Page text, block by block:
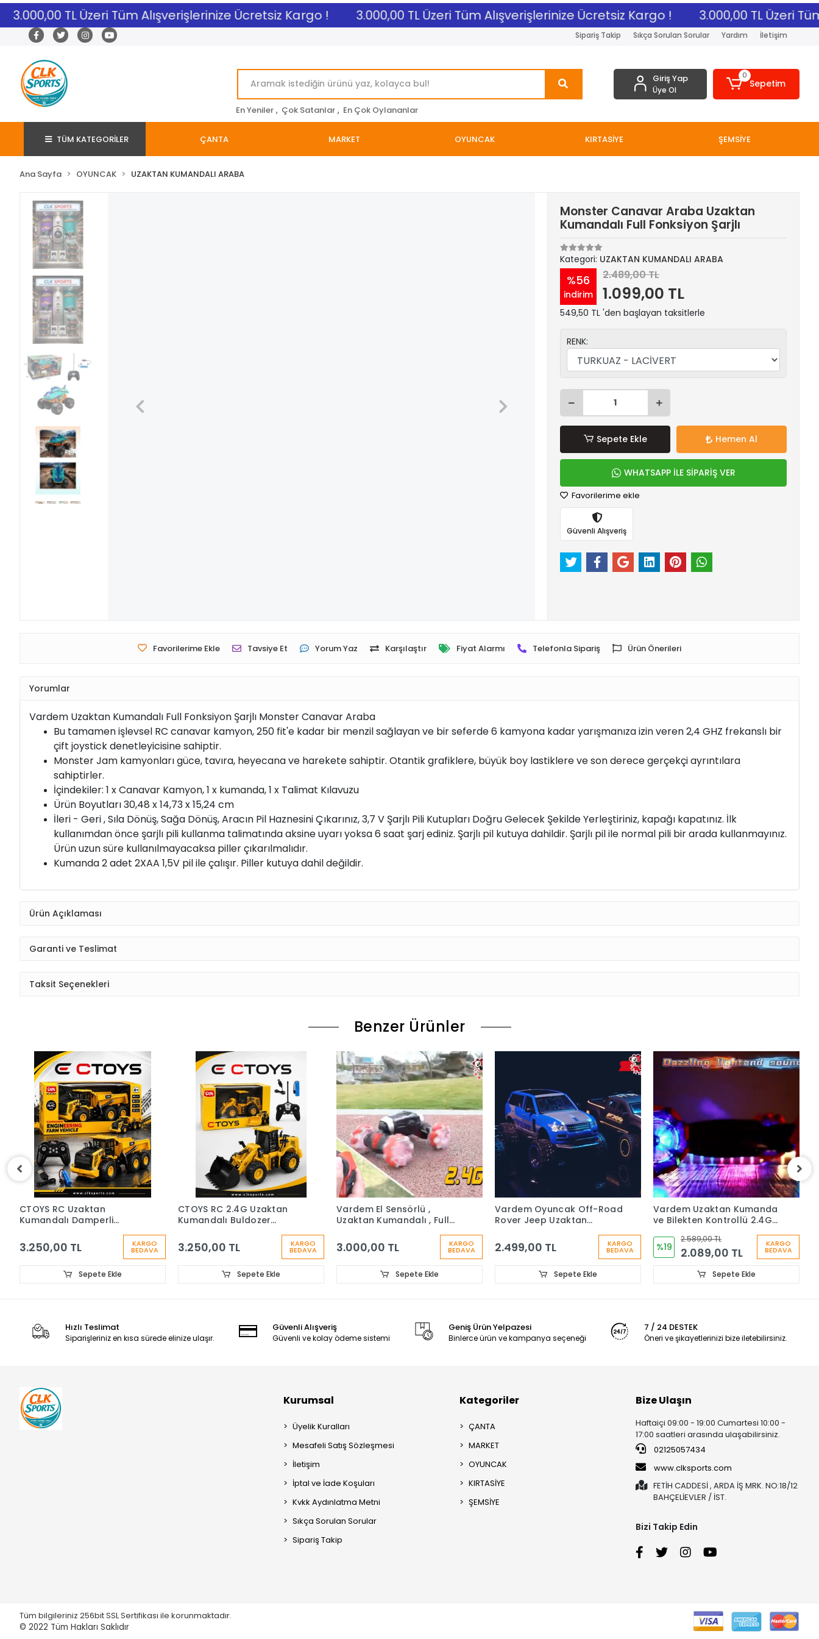
TL Üzeri Tüm Alışverişlerinize Ücretsiz Kargo ! 3.000,00 TL Üzeri Tüm Alışverişlerinize Ücretsiz Kargo ! 3.000,00 TL Üzeri
Sipariş Takip Sıkça Sorulan Sorular Yardım İletişim
En Yeniler , Çok Satanlar , En Çok Oylananlar
Giriş Yap
Üye Ol
0
Sepetim
TÜM KATEGORİLER ÇANTA MARKET OYUNCAK KIRTASİYE ŞEMSİYE
Ana Sayfa OYUNCAK UZAKTAN KUMANDALI ARABA
Monster Canavar Araba Uzaktan
Kumandalı Full Fonksiyon Şarjlı
Kategori: UZAKTAN KUMANDALI ARABA
%56
indirim
2.489,00 TL
1.099,00 TL
549,50 TL 'den başlayan taksitlerle
RENK:
Sepete Ekle Hemen Al
WHATSAPP İLE SİPARİŞ VER
Favorilerime ekle
Güvenli Alışveriş
Favorilerime Ekle Tavsiye Et Yorum Yaz Karşılaştır Fiyat Alarmı Telefonla Sipariş Ürün Önerileri
Yorumlar
Vardem Uzaktan Kumandalı Full Fonksiyon Şarjlı Monster Canavar Araba
Bu tamamen işlevsel RC canavar kamyon, 250 fit'e kadar bir menzil sağlayan ve bir seferde 6 kamyona kadar yarışmanıza izin veren 2,4 GHZ frekanslı bir
çift joystick denetleyicisine sahiptir.
Monster Jam kamyonları güce, tavıra, heyecana ve harekete sahiptir. Otantik grafiklere, büyük boy lastiklere ve son derece gerçekçi ayrıntılara
sahiptirler.
İçindekiler: 1 x Canavar Kamyon, 1 x kumanda, 1 x Talimat Kılavuzu
Ürün Boyutları 30,48 x 14,73 x 15,24 cm
İleri - Geri , Sıla Dönüş, Sağa Dönüş, Aracın Pil Haznesini Çıkarınız, 3,7 V Şarjlı Pili Kutupları Doğru Gelecek Şekilde Yerleştiriniz, kapağı kapatınız. İlk
kullanımdan önce şarjlı pili kullanma talimatında aksine uyarı yoksa 6 saat şarj ediniz. Şarjlı pil kutuya dahildir. Şarjlı pil ile normal pili bir arada kullanmayınız.
Ürün uzun süre kullanılmayacaksa piller çıkarılmalıdır.
Kumanda 2 adet 2XAA 1,5V pil ile çalışır. Piller kutuya dahil değildir.
Ürün Açıklaması
Garanti ve Teslimat
Taksit Seçenekleri
Benzer Ürünler
CTOYS RC 2.4G Uzaktan
Kumandalı Buldozer
Kamyona Yükleme
Yapabilir)
3.250,00 TL KARGO
BEDAVA
Sepete Ekle
Vardem El Sensörlü ,
Uzaktan Kumandalı , Full
Araba (2.4Ghz)
3.000,00 TL KARGO
BEDAVA
Sepete Ekle
Vardem Oyuncak Off-Road
Rover Jeep Uzaktan
2.4Ghz Şarjlı 1:15
2.499,00 TL KARGO
BEDAVA
Sepete Ekle
Vardem Uzaktan Kumanda
ve Bilekten Kontrollü 2.4G
%19
2.089,00 TL
KARGO
BEDAVA
Sepete Ekle
Vardem Uzaktan
Kumandalı 49 Parça Işıklı
Tren Set
2.099,00 TL KARGO
BEDAVA
Sepete Ekle
Hızlı Teslimat
Siparişleriniz en kısa sürede elinize ulaşır.
Güvenli Alışveriş
Güvenli ve kolay ödeme sistemi
Geniş Ürün Yelpazesi
Binlerce ürün ve kampanya seçeneği
7 / 24 DESTEK
Öneri ve şikayetlerinizi bize iletebilirsiniz.
Kurumsal
Üyelik Kuralları
Mesafeli Satış Sözleşmesi
İletişim
İptal ve İade Koşuları
Kvkk Aydınlatma Metni
Sıkça Sorulan Sorular
Sipariş Takip
Kategoriler
ÇANTA
MARKET
OYUNCAK
KIRTASİYE
ŞEMSİYE
Bize Ulaşın
Haftaiçi 09:00 - 19:00 Cumartesi 10:00 -
17:00 saatleri arasında ulaşabilirsiniz.
02125057434
www.clksports.com
FETİH CADDESİ , ARDA İŞ MRK. NO:18/12
BAHÇELİEVLER / İST.
Bizi Takip Edin
Tüm bilgileriniz 256bit SSL Sertifikası ile korunmaktadır.
© 2022 Tüm Hakları Saklıdır